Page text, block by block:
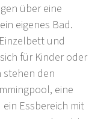
über eine
eigenes Bad.
und
für Kinder oder
stehen den
eine
Essbereich mit